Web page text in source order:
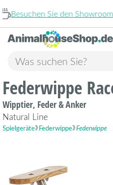
+200
Federwippe
Wipptier, Feder & Anker
Natural Line
Spielgeräte Federwippe Federwippe